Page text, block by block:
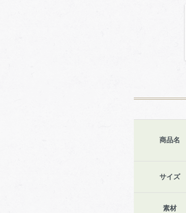
商品名
サイズ
素材